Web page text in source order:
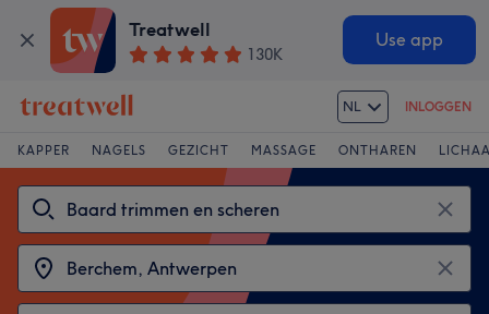
Treatwell
130K
Use app
NL INLOGGEN
KAPPER NAGELS GEZICHT MASSAGE ONTHAREN